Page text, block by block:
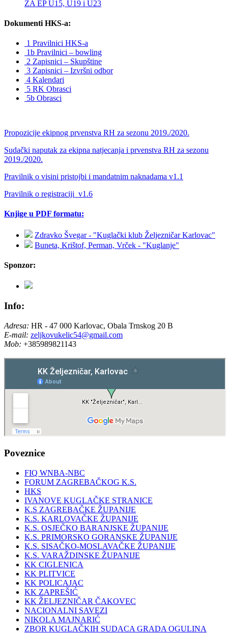
ZA EP U15, U19 i U23
Dokumenti HKS-a:
1 Pravilnici HKS-a
1b Pravilnici – bowling
2 Zapisnici – Skupštine
3 Zapisnici – Izvršni odbor
4 Kalendari
5 RK Obrasci
5b Obrasci
Propozicije ekipnog prvenstva RH za sezonu 2019./2020.
Sudački naputak za ekipna natjecanja i prvenstva RH za sezonu
2019./2020.
Pravilnik o visini pristojbi i mandatnim naknadama v1.1
Pravilnik o registraciji_v1.6
Knjige u PDF formatu:
Zdravko Švegar - "Kuglački klub Željezničar Karlovac"
Buneta, Krištof, Perman, Vrček - "Kuglanje"
Sponzor:
Info:
Adresa: HR - 47 000 Karlovac, Obala Trnskog 20 B
E-mail: zeljkovukelic54@gmail.com
Mob: +385989821143
Poveznice
FIQ WNBA-NBC
FORUM ZAGREBAČKOG K.S.
HKS
IVANOVE KUGLAČKE STRANICE
K.S ZAGREBAČKE ŽUPANIJE
K.S. KARLOVAČKE ŽUPANIJE
K.S. OSJEČKO BARANJSKE ŽUPANIJE
K.S. PRIMORSKO GORANSKE ŽUPANIJE
K.S. SISAČKO-MOSLAVAČKE ŽUPANIJE
K.S. VARAŽDINSKE ŽUPANIJE
KK CIGLENICA
KK PLITVICE
KK POLICAJAC
KK ZAPREŠIĆ
KK ŽELJEZNIČAR ČAKOVEC
NACIONALNI SAVEZI
NIKOLA MAJNARIĆ
ZBOR KUGLAČKIH SUDACA GRADA OGULINA